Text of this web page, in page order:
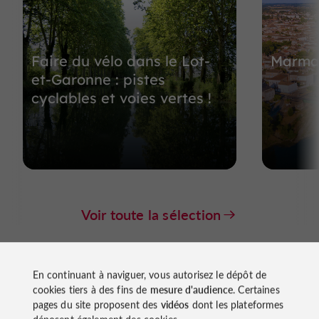
Faire du vélo dans le Lot-
et-Garonne : pistes
cyclables et voies vertes !
Voir toute la sélection
Évènements
à proximité
En continuant à naviguer, vous autorisez le dépôt de
cookies tiers à des fins de mesure d'audience. Certaines
pages du site proposent des vidéos dont les plateformes